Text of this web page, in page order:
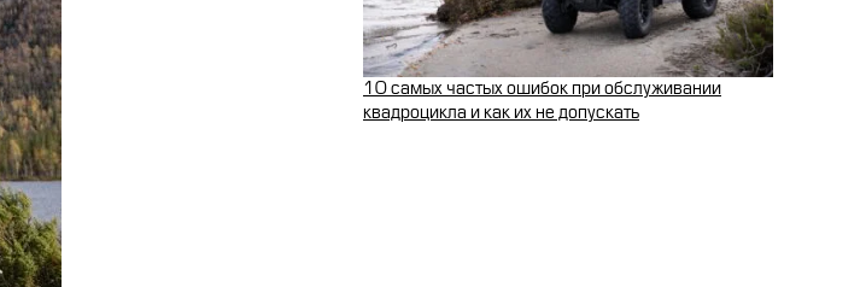
10 самых частых ошибок при обслуживании
квадроцикла и как их не допускать